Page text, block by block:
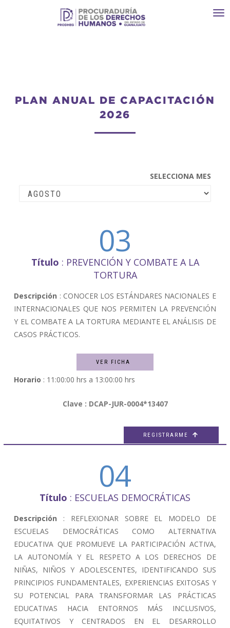
PLAN ANUAL DE CAPACITACIÓN
2026
SELECCIONA MES
03
Título : PREVENCIÓN Y COMBATE A LA
TORTURA
Descripción : CONOCER LOS ESTÁNDARES NACIONALES E
INTERNACIONALES QUE NOS PERMITEN LA PREVENCIÓN
Y EL COMBATE A LA TORTURA MEDIANTE EL ANÁLISIS DE
CASOS PRÁCTICOS.
VER FICHA
Horario : 11:00:00 hrs a 13:00:00 hrs
Clave : DCAP-JUR-0004*13407
REGISTRARME 
04
Título : ESCUELAS DEMOCRÁTICAS
Descripción : REFLEXIONAR SOBRE EL MODELO DE
ESCUELAS DEMOCRÁTICAS COMO ALTERNATIVA
EDUCATIVA QUE PROMUEVE LA PARTICIPACIÓN ACTIVA,
LA AUTONOMÍA Y EL RESPETO A LOS DERECHOS DE
NIÑAS, NIÑOS Y ADOLESCENTES, IDENTIFICANDO SUS
PRINCIPIOS FUNDAMENTALES, EXPERIENCIAS EXITOSAS Y
SU POTENCIAL PARA TRANSFORMAR LAS PRÁCTICAS
EDUCATIVAS HACIA ENTORNOS MÁS INCLUSIVOS,
EQUITATIVOS Y CENTRADOS EN EL DESARROLLO